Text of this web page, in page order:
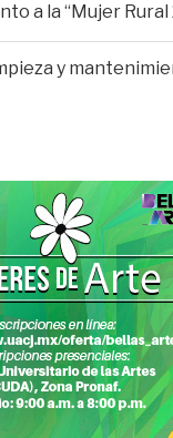
a la “Mujer Rural
y